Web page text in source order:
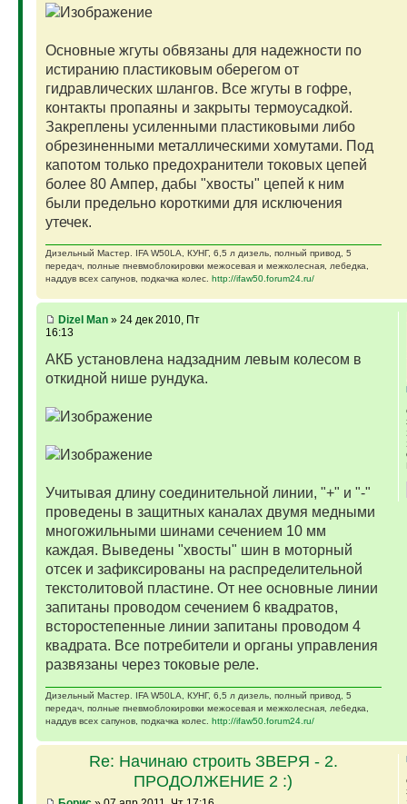
Основные жгуты обвязаны для надежности по
истиранию пластиковым оберегом от
гидравлических шлангов. Все жгуты в гофре,
контакты пропаяны и закрыты термоусадкой.
Закреплены усиленными пластиковыми либо
обрезиненными металлическими хомутами. Под
капотом только предохранители токовых цепей
более 80 Ампер, дабы "хвосты" цепей к ним
были предельно короткими для исключения
утечек.
Дизельный Мастер. IFA W50LA, КУНГ, 6,5 л дизель, полный привод, 5
передач, полные пневмоблокировки межосевая и межколесная, лебедка,
наддув всех сапунов, подкачка колес. http://ifaw50.forum24.ru/
Dizel Man» 24 дек 2010, Пт
16:13
АКБ установлена надзадним левым колесом в
откидной нише рундука.
Учитывая длину соединительной линии, "+" и "-"
проведены в защитных каналах двумя медными
многожильными шинами сечением 10 мм
каждая. Выведены "хвосты" шин в моторный
отсек и зафиксированы на распределительной
текстолитовой пластине. От нее основные линии
запитаны проводом сечением 6 квадратов,
всторостепенные линии запитаны проводом 4
квадрата. Все потребители и органы управления
развязаны через токовые реле.
Дизельный Мастер. IFA W50LA, КУНГ, 6,5 л дизель, полный привод, 5
передач, полные пневмоблокировки межосевая и межколесная, лебедка,
наддув всех сапунов, подкачка колес. http://ifaw50.forum24.ru/
Re: Начинаю строить ЗВЕРЯ - 2.
ПРОДОЛЖЕНИЕ 2 :)